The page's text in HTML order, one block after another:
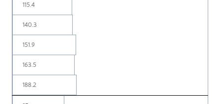
115.4
140.3
151.9
163.5
188.2